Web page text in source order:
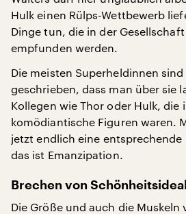
Hulk einen Rülps-Wettbewerb
Dinge tun, die in der
empfunden werden.
Die meisten Superheldinnen
geschrieben, dass man über sie
Kollegen wie Thor oder Hulk, die
komödiantische Figuren waren.
jetzt endlich eine entsprechende
das ist Emanzipation.
Brechen von
Die Größe und auch die Muskeln